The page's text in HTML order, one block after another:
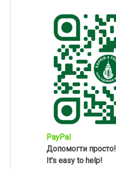
PayPal
Допомогти просто!
It's easy to help!